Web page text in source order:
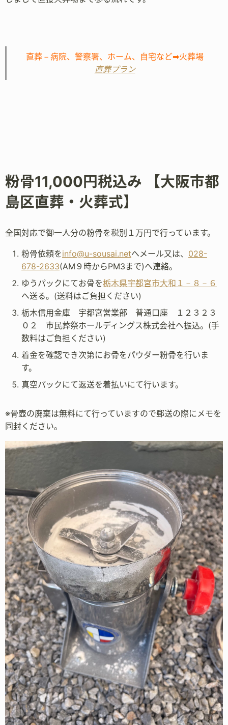
直葬－病院、警察署、ホーム、自宅など➡火葬場
直葬プラン
粉骨11,000円税込み 【大阪市都
島区直葬・火葬式】
全国対応で御一人分の粉骨を税別１万円で行っています。
粉骨依頼をinfo@u-sousai.netへメール又は、 028-
678-2633(AM９時からPM3まで)へ連絡。
ゆうパックにてお骨を栃木県宇都宮市大和１－８－６
へ送る。(送料はご負担ください)
栃木信用金庫 宇都宮営業部 普通口座 １２３２３
０２ 市民葬祭ホールディングス株式会社へ振込。(手
数料はご負担ください)
着金を確認でき次第にお骨をパウダー粉骨を行いま
す。
真空パックにて返送を着払いにて行います。
※骨壺の廃棄は無料にて行っていますので郵送の際にメモを
同封ください。